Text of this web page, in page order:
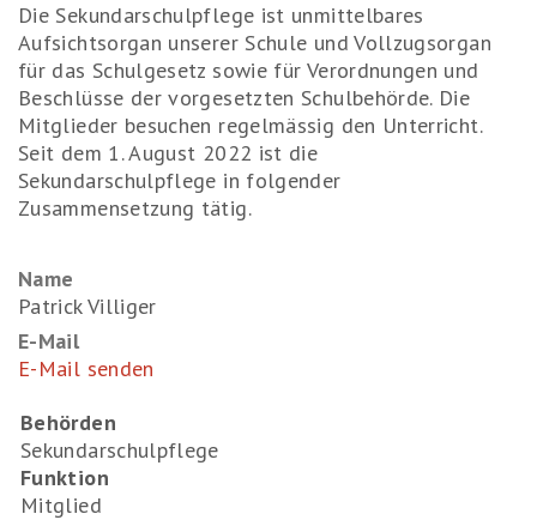
Die Sekundarschulpflege ist unmittelbares
Aufsichtsorgan unserer Schule und Vollzugsorgan
für das Schulgesetz sowie für Verordnungen und
Beschlüsse der vorgesetzten Schulbehörde. Die
Mitglieder besuchen regelmässig den Unterricht.
Seit dem 1. August 2022 ist die
Sekundarschulpflege in folgender
Zusammensetzung tätig.
Name
Patrick Villiger
E-Mail
E-Mail senden
Behörden
Sekundarschulpflege
Funktion
Mitglied